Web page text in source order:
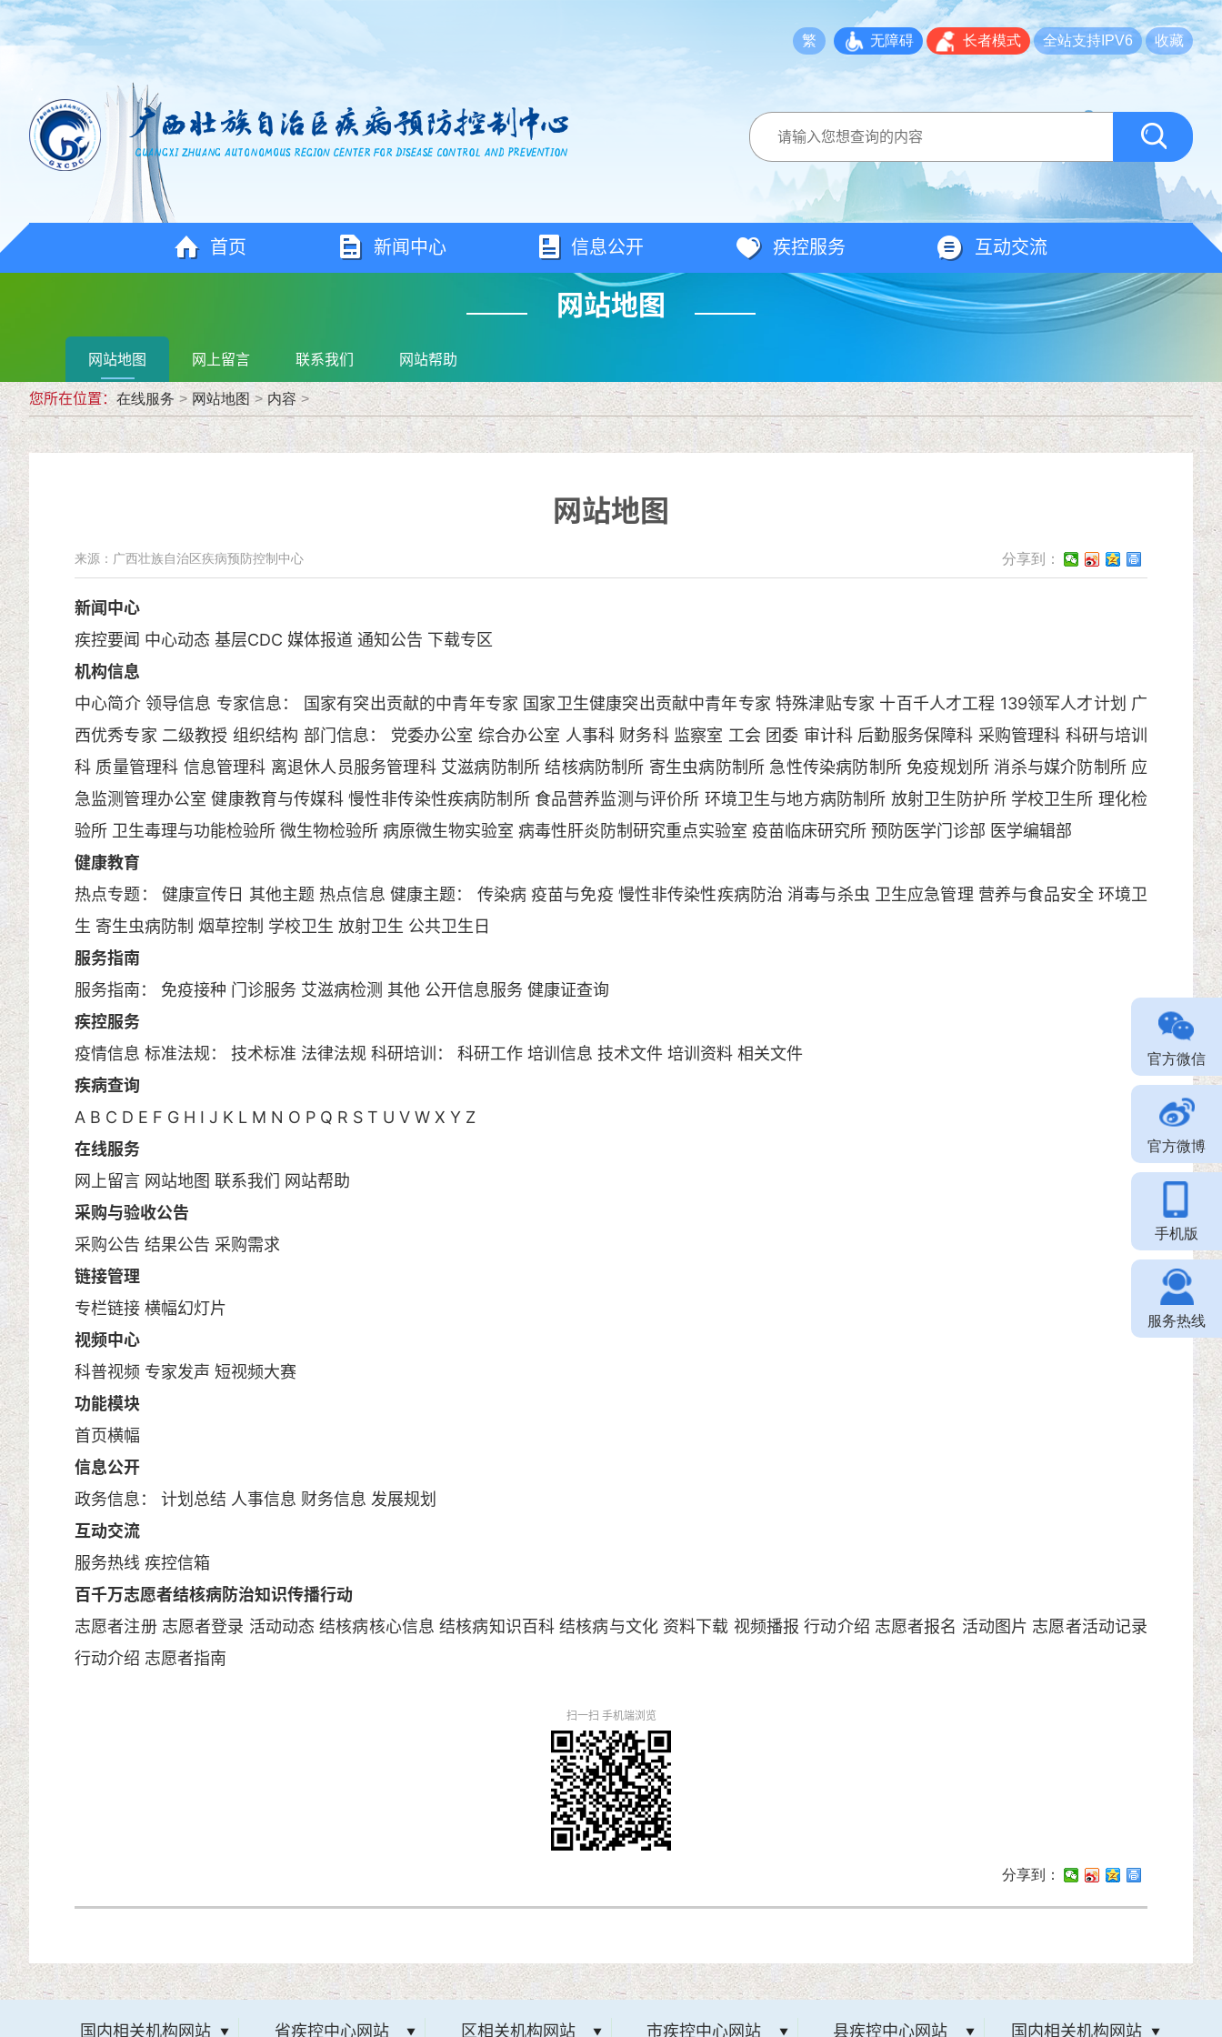
繁 无障碍 长者模式 全站支持IPV6 收藏
首页 新闻中心 信息公开 疾控服务 互动交流
网站地图
网站地图 网上留言 联系我们 网站帮助
您所在位置： 在线服务 > 网站地图 > 内容 >
网站地图
来源：广西壮族自治区疾病预防控制中心 分享到：
新闻中心
疾控要闻 中心动态 基层CDC 媒体报道 通知公告 下载专区
机构信息
中心简介 领导信息 专家信息： 国家有突出贡献的中青年专家 国家卫生健康突出贡献中青年专家 特殊津贴专家 十百千人才工程 139领军人才计划 广
西优秀专家 二级教授 组织结构 部门信息： 党委办公室 综合办公室 人事科 财务科 监察室 工会 团委 审计科 后勤服务保障科 采购管理科 科研与培训
科 质量管理科 信息管理科 离退休人员服务管理科 艾滋病防制所 结核病防制所 寄生虫病防制所 急性传染病防制所 免疫规划所 消杀与媒介防制所 应
急监测管理办公室 健康教育与传媒科 慢性非传染性疾病防制所 食品营养监测与评价所 环境卫生与地方病防制所 放射卫生防护所 学校卫生所 理化检
验所 卫生毒理与功能检验所 微生物检验所 病原微生物实验室 病毒性肝炎防制研究重点实验室 疫苗临床研究所 预防医学门诊部 医学编辑部
健康教育
热点专题：
健康宣传日 其他主题 热点信息 健康主题： 传染病 疫苗与免疫 慢性非传染性疾病防治 消毒与杀虫 卫生应急管理 营养与食品安全 环境卫
生 寄生虫病防制 烟草控制 学校卫生 放射卫生 公共卫生日
服务指南
服务指南：
免疫接种 门诊服务 艾滋病检测 其他 公开信息服务 健康证查询
疾控服务
疫情信息 标准法规： 技术标准 法律法规 科研培训： 科研工作 培训信息 技术文件 培训资料 相关文件
疾病查询
A B C D E F G H I J K L M N O P Q R S T U V W X Y Z
在线服务
网上留言 网站地图 联系我们 网站帮助
采购与验收公告
采购公告 结果公告 采购需求
链接管理
专栏链接 横幅幻灯片
视频中心
科普视频 专家发声 短视频大赛
功能模块
首页横幅
信息公开
政务信息：
计划总结 人事信息 财务信息 发展规划
互动交流
服务热线 疾控信箱
百千万志愿者结核病防治知识传播行动
志愿者注册 志愿者登录 活动动态 结核病核心信息 结核病知识百科 结核病与文化 资料下载 视频播报 行动介绍 志愿者报名 活动图片 志愿者活动记录
行动介绍 志愿者指南
扫一扫 手机端浏览
分享到：
国内相关机构网站 省疾控中心网站 区相关机构网站 市疾控中心网站 县疾控中心网站 国内相关机构网站
官方微信
官方微博
手机版
服务热线